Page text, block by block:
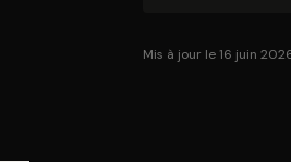
Mis à jour le 16 juin